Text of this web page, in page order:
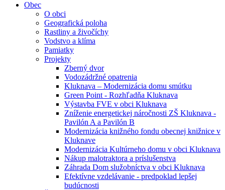
Obec
O obci
Geografická poloha
Rastliny a živočíchy
Vodstvo a klíma
Pamiatky
Projekty
Zberný dvor
Vodozádržné opatrenia
Kluknava – Modernizácia domu smútku
Green Point - Rozhľadňa Kluknava
Výstavba FVE v obci Kluknava
Zníženie energetickej náročnosti ZŠ Kluknava -
Pavilón A a Pavilón B
Modernizácia knižného fondu obecnej knižnice v
Kluknave
Modernizácia Kultúrneho domu v obci Kluknava
Nákup malotraktora a príslušenstva
Záhrada Dom služobníctva v obci Kluknava
Efektívne vzdelávanie - predpoklad lepšej
budúcnosti